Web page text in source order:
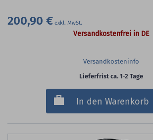
200,90 €
Versandkostenfrei in DE
Versandkosteninfo
Lieferfrist ca. 1-2 Tage
In den Warenkorb